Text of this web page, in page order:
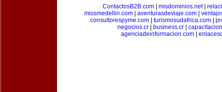
ContactosB2B.com
misdominios.net|
missmedellin.com
aventurasdeviaje.com
consultorespyme.com| turismosudafrica.com|
negocios.cr| business.cr|
agenciadeinformacion.com